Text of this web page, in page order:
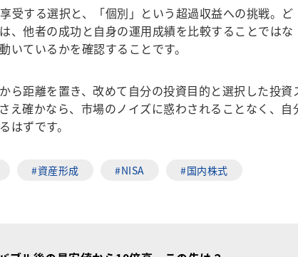
受する選択と、「個別」という超過収益への挑戦。ど
、他者の成功と自身の運用成績を比較することではな
いているかを確認することです。
ら距離を置き、改めて自分の投資目的と選択した投資
え確かなら、市場のノイズに惑わされることなく、自
はずです。
#資産形成 #NISA
#国内株式